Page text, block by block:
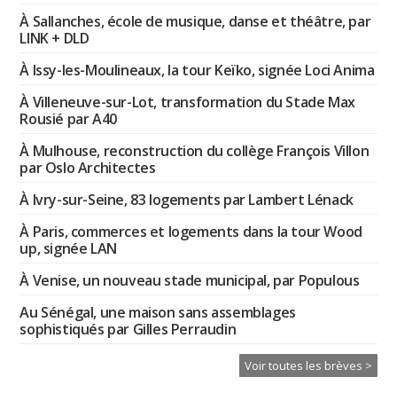
À Sallanches, école de musique, danse et théâtre, par
LINK + DLD
À Issy-les-Moulineaux, la tour Keïko, signée Loci Anima
À Villeneuve-sur-Lot, transformation du Stade Max
Rousié par A40
À Mulhouse, reconstruction du collège François Villon
par Oslo Architectes
À Ivry-sur-Seine, 83 logements par Lambert Lénack
À Paris, commerces et logements dans la tour Wood
up, signée LAN
À Venise, un nouveau stade municipal, par Populous
Au Sénégal, une maison sans assemblages
sophistiqués par Gilles Perraudin
Voir toutes les brèves >